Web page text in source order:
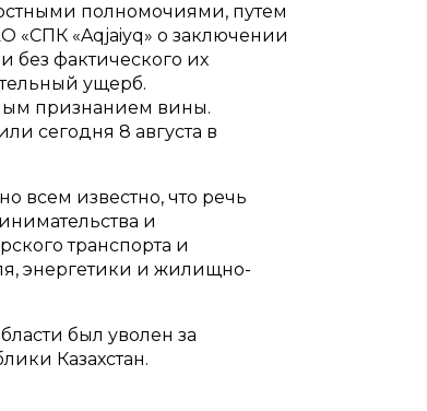
полномочиями, путем
«СПК «Aqjaiyq» о заключении
без фактического их
ущерб.
признанием вины.
сегодня 8 августа в
всем известно, что речь
и
транспорта и
энергетики и жилищно-
был уволен за
Казахстан.